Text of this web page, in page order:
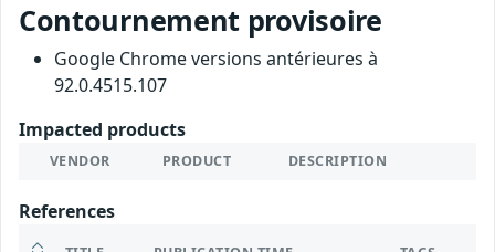
Contournement provisoire
Google Chrome versions antérieures à
92.0.4515.107
Impacted products
VENDOR PRODUCT DESCRIPTION
References